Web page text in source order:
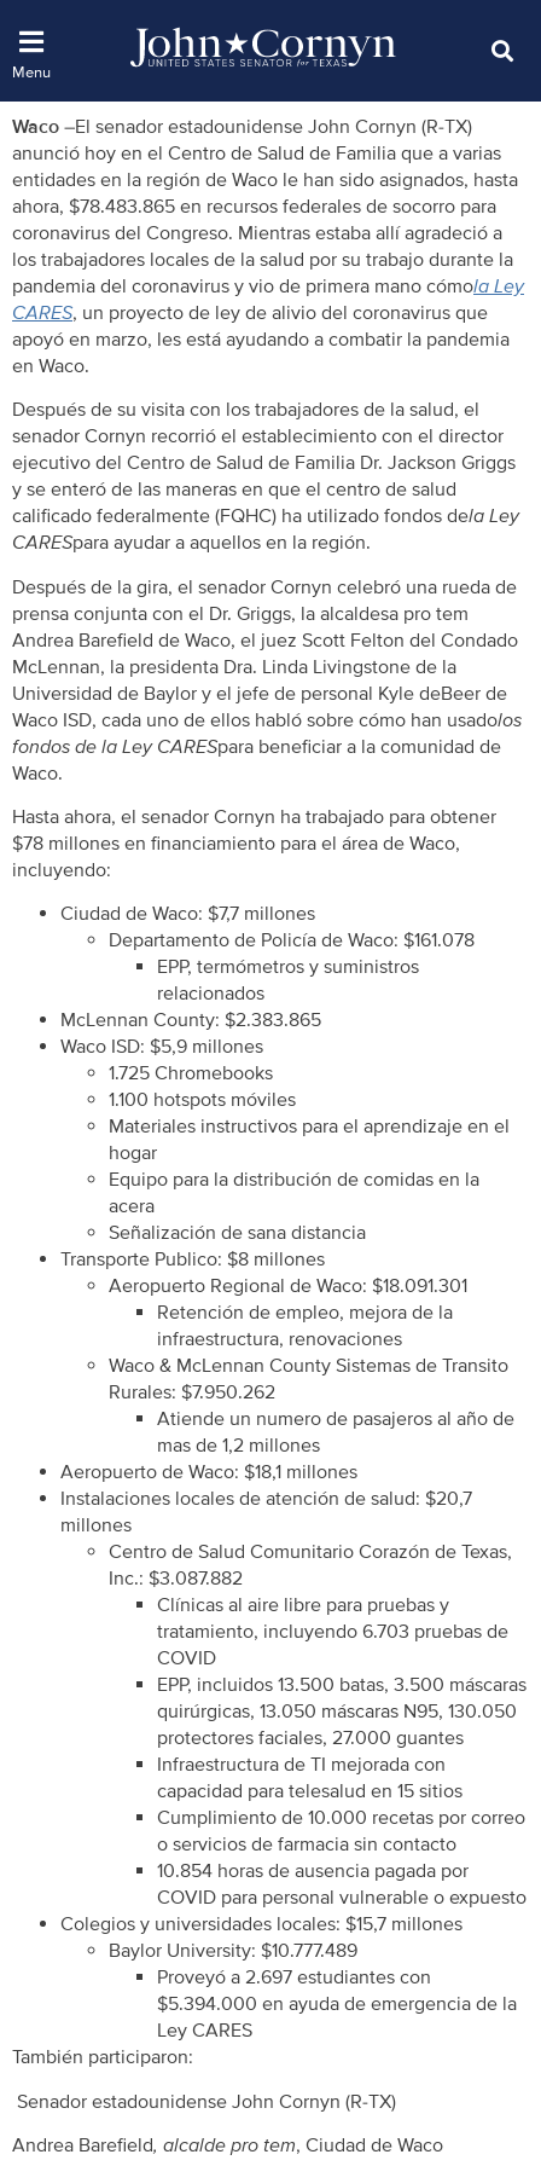
Waco –El senador estadounidense John Cornyn (R-TX)
anunció hoy en el Centro de Salud de Familia que a varias
entidades en la región de Waco le han sido asignados, hasta
ahora, $78.483.865 en recursos federales de socorro para
coronavirus del Congreso. Mientras estaba allí agradeció a
los trabajadores locales de la salud por su trabajo durante la
pandemia del coronavirus y vio de primera mano cómola Ley
CARES, un proyecto de ley de alivio del coronavirus que
apoyó en marzo, les está ayudando a combatir la pandemia
en Waco.
Después de su visita con los trabajadores de la salud, el
senador Cornyn recorrió el establecimiento con el director
ejecutivo del Centro de Salud de Familia Dr. Jackson Griggs
y se enteró de las maneras en que el centro de salud
calificado federalmente (FQHC) ha utilizado fondos dela Ley
CARESpara ayudar a aquellos en la región.
Después de la gira, el senador Cornyn celebró una rueda de
prensa conjunta con el Dr. Griggs, la alcaldesa pro tem
Andrea Barefield de Waco, el juez Scott Felton del Condado
McLennan, la presidenta Dra. Linda Livingstone de la
Universidad de Baylor y el jefe de personal Kyle deBeer de
Waco ISD, cada uno de ellos habló sobre cómo han usadolos
fondos de la Ley CARESpara beneficiar a la comunidad de
Waco.
Hasta ahora, el senador Cornyn ha trabajado para obtener
$78 millones en financiamiento para el área de Waco,
incluyendo:
Ciudad de Waco: $7,7 millones
Departamento de Policía de Waco: $161.078
EPP, termómetros y suministros
relacionados
McLennan County: $2.383.865
Waco ISD: $5,9 millones
1.725 Chromebooks
1.100 hotspots móviles
Materiales instructivos para el aprendizaje en el
hogar
Equipo para la distribución de comidas en la
acera
Señalización de sana distancia
Transporte Publico: $8 millones
Aeropuerto Regional de Waco: $18.091.301
Retención de empleo, mejora de la
infraestructura, renovaciones
Waco & McLennan County Sistemas de Transito
Rurales: $7.950.262
Atiende un numero de pasajeros al año de
mas de 1,2 millones
Aeropuerto de Waco: $18,1 millones
Instalaciones locales de atención de salud: $20,7
millones
Centro de Salud Comunitario Corazón de Texas,
Inc.: $3.087.882
Clínicas al aire libre para pruebas y
tratamiento, incluyendo 6.703 pruebas de
COVID
EPP, incluidos 13.500 batas, 3.500 máscaras
quirúrgicas, 13.050 máscaras N95, 130.050
protectores faciales, 27.000 guantes
Infraestructura de TI mejorada con
capacidad para telesalud en 15 sitios
Cumplimiento de 10.000 recetas por correo
o servicios de farmacia sin contacto
10.854 horas de ausencia pagada por
COVID para personal vulnerable o expuesto
Colegios y universidades locales: $15,7 millones
Baylor University: $10.777.489
Proveyó a 2.697 estudiantes con
$5.394.000 en ayuda de emergencia de la
Ley CARES
También participaron:
Senador estadounidense John Cornyn (R-TX)
Andrea Barefield, alcalde pro tem, Ciudad de Waco